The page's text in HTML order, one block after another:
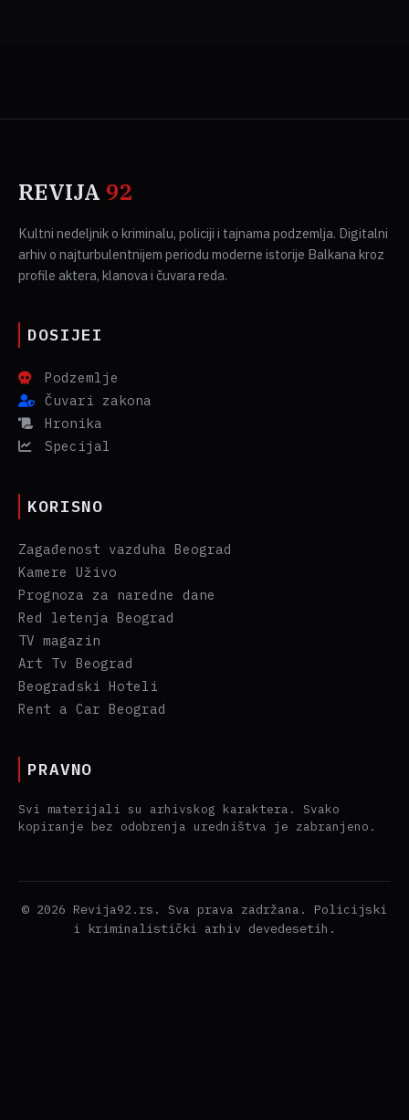
REVIJA 92
Kultni nedeljnik o kriminalu, policiji i tajnama podzemlja. Digitalni
arhiv o najturbulentnijem periodu moderne istorije Balkana kroz
profile aktera, klanova i čuvara reda.
DOSIJEI
Podzemlje
Čuvari zakona
Hronika
Specijal
KORISNO
Zagađenost vazduha Beograd
Kamere Uživo
Prognoza za naredne dane
Red letenja Beograd
TV magazin
Art Tv Beograd
Beogradski Hoteli
Rent a Car Beograd
PRAVNO
Svi materijali su arhivskog karaktera. Svako
kopiranje bez odobrenja uredništva je zabranjeno.
© 2026 Revija92.rs. Sva prava zadržana. Policijski
i kriminalistički arhiv devedesetih.